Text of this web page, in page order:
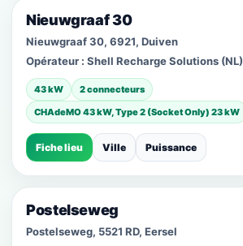
Nieuwgraaf 30
Nieuwgraaf 30, 6921, Duiven
Opérateur : Shell Recharge Solutions (NL)
43 kW
2 connecteurs
CHAdeMO 43 kW, Type 2 (Socket Only) 23 kW
Fiche lieu Ville Puissance
Postelseweg
Postelseweg, 5521 RD, Eersel